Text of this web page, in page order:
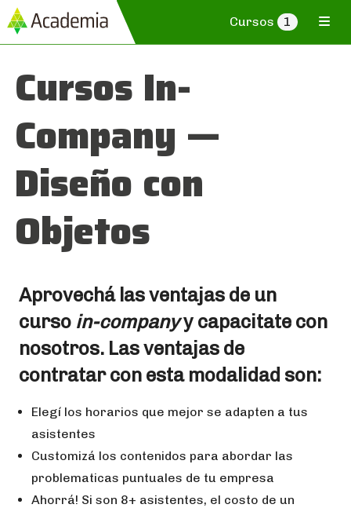
Cursos 1
Cursos In-
Company —
Diseño con
Objetos
Aprovechá las ventajas de un
curso in-companyy capacitate con
nosotros. Las ventajas de
contratar con esta modalidad son:
Elegí los horarios que mejor se adapten a tus
asistentes
Customizá los contenidos para abordar las
problematicas puntuales de tu empresa
Ahorrá! Si son 8+ asistentes, el costo de un